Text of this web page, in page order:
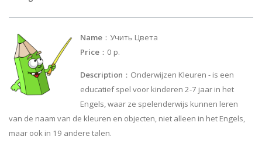
Name ：Учить Цвета
Price ：0 р.
Description ：Onderwijzen Kleuren - is een
educatief spel voor kinderen 2-7 jaar in het
Engels, waar ze spelenderwijs kunnen leren
van de naam van de kleuren en objecten, niet alleen in het Engels,
maar ook in 19 andere talen.